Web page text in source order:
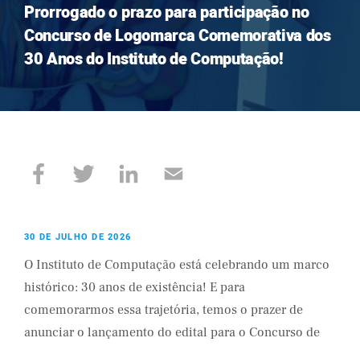
Prorrogado o prazo para participação no
Concurso de Logomarca Comemorativa dos
30 Anos do Instituto de Computação!
30 DE JULHO DE 2026
O Instituto de Computação está celebrando um marco
histórico: 30 anos de existência! E para
comemorarmos essa trajetória, temos o prazer de
anunciar o lançamento do edital para o Concurso de